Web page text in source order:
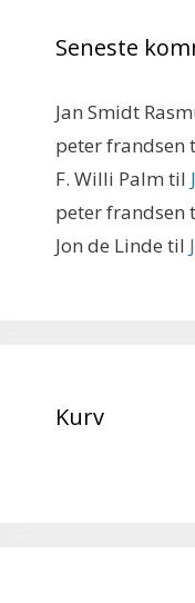
Seneste
Jan Smidt
peter frandsen
F. Willi Palm til
peter frandsen
Jon de Linde til
Kurv